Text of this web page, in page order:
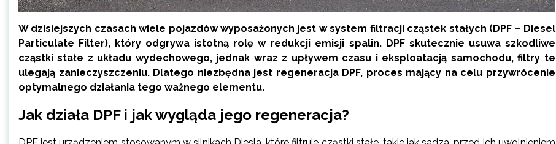
W dzisiejszych czasach wiele pojazdów wyposażonych jest w system filtracji cząstek stałych (DPF – Diesel
Particulate Filter), który odgrywa istotną rolę w redukcji emisji spalin. DPF skutecznie usuwa szkodliwe
cząstki stałe z układu wydechowego, jednak wraz z upływem czasu i eksploatacją samochodu, filtry te
ulegają zanieczyszczeniu. Dlatego niezbędna jest regeneracja DPF, proces mający na celu przywrócenie
optymalnego działania tego ważnego elementu.
Jak działa DPF i jak wygląda jego regeneracja?